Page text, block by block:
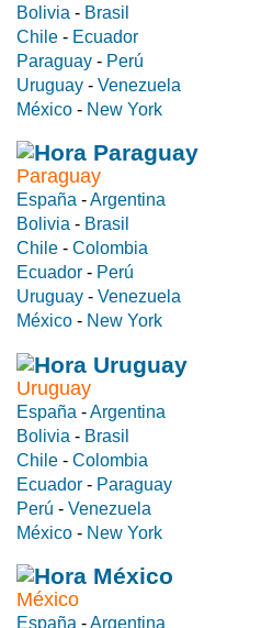
Bolivia - Brasil
Chile - Ecuador
Paraguay - Perú
Uruguay - Venezuela
México - New York
Paraguay
España -Argentina
Bolivia - Brasil
Chile - Colombia
Ecuador - Perú
Uruguay - Venezuela
México - New York
Uruguay
España -Argentina
Bolivia - Brasil
Chile - Colombia
Ecuador - Paraguay
Perú - Venezuela
México - New York
México
España -Argentina